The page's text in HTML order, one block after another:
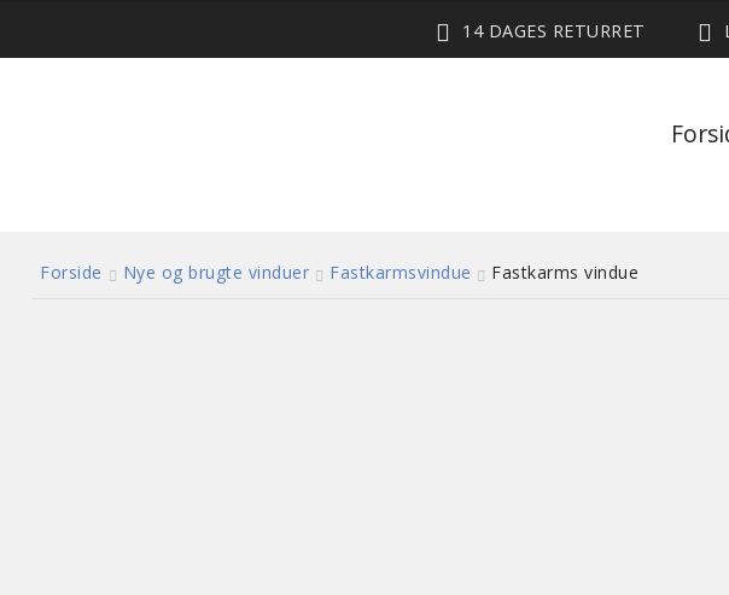
14 DAGES RETURRET
Forside Nye og brugte vinduer Fastkarmsvindue Fastkarms vindue